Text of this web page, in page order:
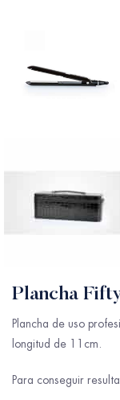
Plancha
Plancha de uso
longitud de 11cm.
Para conseguir